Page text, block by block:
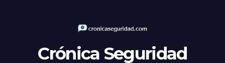
Crónica Seguridad